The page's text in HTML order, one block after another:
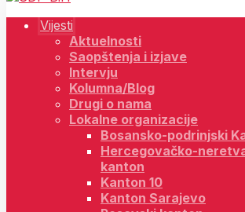
Vijesti
Aktuelnosti
Saopštenja i izjave
Intervju
Kolumna/Blog
Drugi o nama
Lokalne organizacije
Bosansko-podrinjski
Hercegovačko-
kanton
Kanton 10
Kanton Sarajevo